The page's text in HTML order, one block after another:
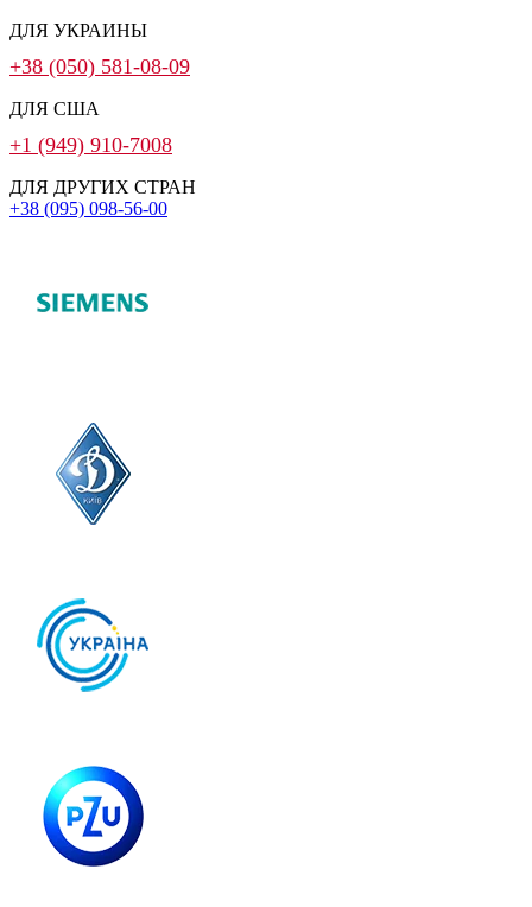
ДЛЯ УКРАИНЫ
+38 (050) 581-08-09
ДЛЯ США
+1 (949) 910-7008
ДЛЯ ДРУГИХ СТРАН
+38 (095) 098-56-00